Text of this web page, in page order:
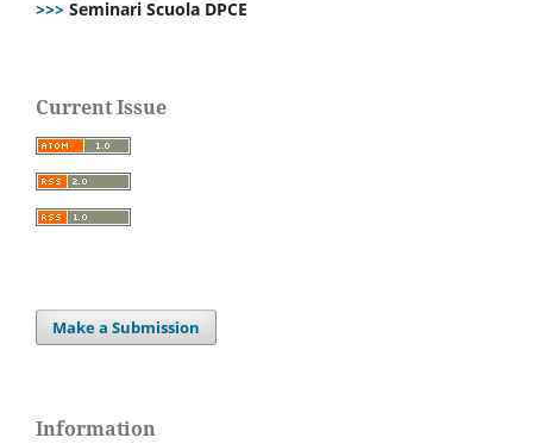
>>> Seminari Scuola DPCE
Current Issue
Make a Submission
Information